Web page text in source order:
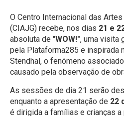
O Centro Internacional das
(CIAJG) recebe, nos dias 21 e
absoluta de "WOW!", uma visita
pela Plataforma285 e inspirada
Stendhal, o fenómeno
causado pela observação de
As sessões de dia 21 serão
enquanto a apresentação de 22
é dirigida a famílias e crianças